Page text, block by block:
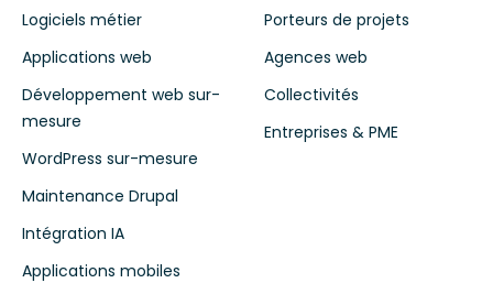
Logiciels métier
Applications web
Développement web sur-
mesure
WordPress sur-mesure
Maintenance Drupal
Intégration IA
Applications mobiles
Porteurs de projets
Agences web
Collectivités
Entreprises & PME